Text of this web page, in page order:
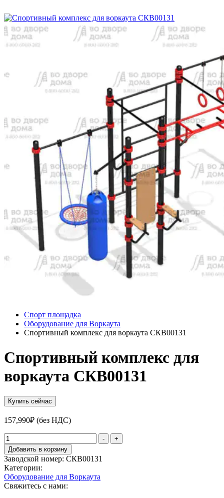
Спорт площадка
Оборудование для Воркаута
Спортивный комплекс для воркаута СКВ00131
Спортивный комплекс для
воркаута СКВ00131
Купить сейчас
157,990₽ (без НДС)
Количество
товара
Спортивный
комплекс
для
воркаута
СКВ00131
-
+
Добавить в корзину
Заводской номер: СКВ00131
Категории:
Оборудование для Воркаута
Свяжитесь с нами: